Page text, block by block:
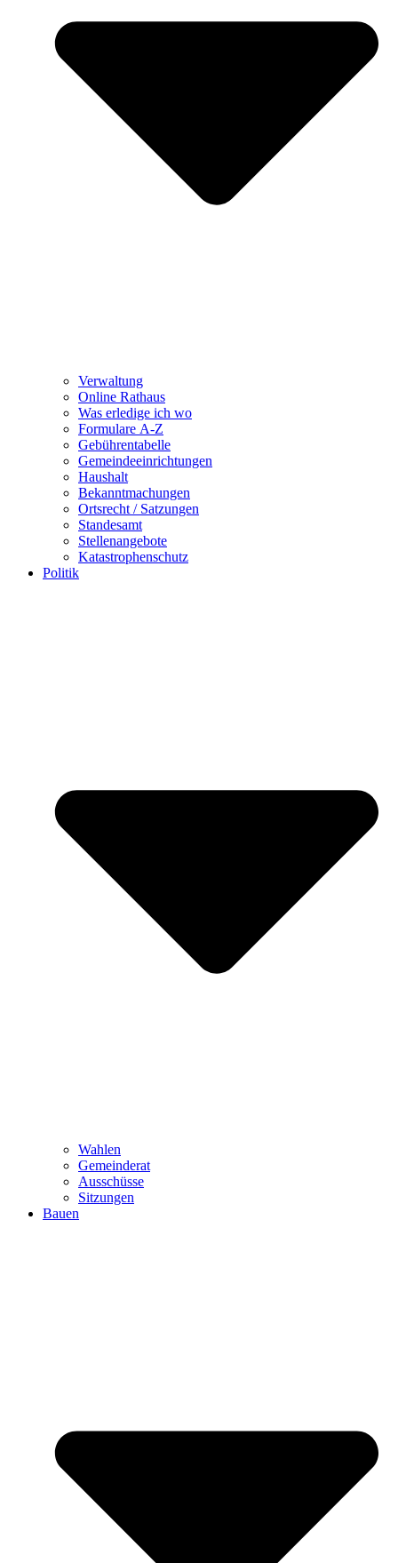
Verwaltung
Online Rathaus
Was erledige ich wo
Formulare A-Z
Gebührentabelle
Gemeindeeinrichtungen
Haushalt
Bekanntmachungen
Ortsrecht / Satzungen
Standesamt
Stellenangebote
Katastrophenschutz
Politik
Wahlen
Gemeinderat
Ausschüsse
Sitzungen
Bauen